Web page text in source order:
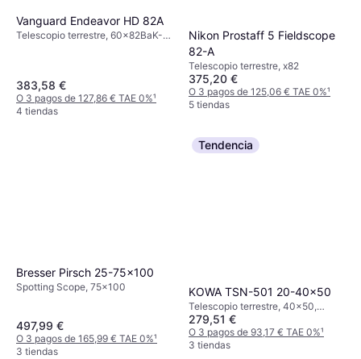
Vanguard Endeavor HD 82A
Telescopio terrestre, 60x82BaK-4,
383,58 €
O 3 pagos de 127,86 € TAE 0%¹
4 tiendas
Nikon Prostaff 5 Fieldscope
82-A
Telescopio terrestre, x82
375,20 €
O 3 pagos de 125,06 € TAE 0%¹
5 tiendas
Bresser Pirsch 25-75x100
Spotting Scope, 75x100
497,99 €
O 3 pagos de 165,99 € TAE 0%¹
3 tiendas
Tendencia
KOWA TSN-501 20-40x50
Telescopio terrestre, 40x50,
Totalmente Multicapa
279,51 €
O 3 pagos de 93,17 € TAE 0%¹
3 tiendas